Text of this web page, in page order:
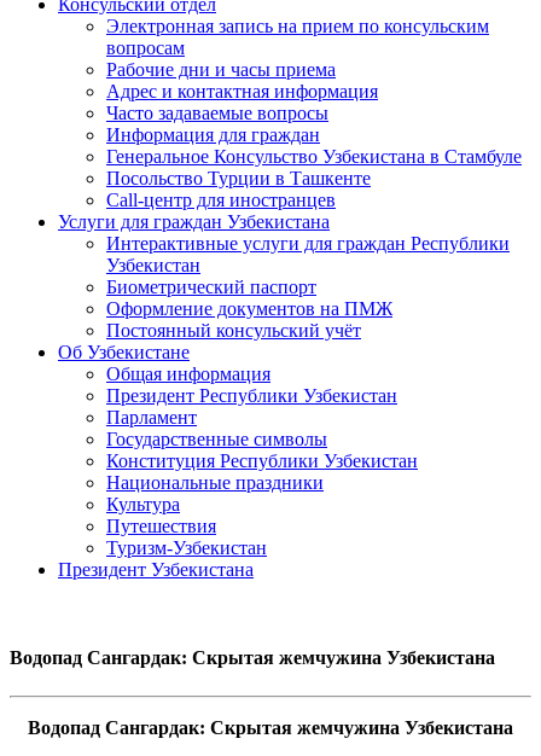
Консульский отдел
Электронная запись на прием по консульским
вопросам
Рабочие дни и часы приема
Адрес и контактная информация
Часто задаваемые вопросы
Информация для граждан
Генеральное Консульство Узбекистана в Стамбуле
Посольство Турции в Ташкенте
Call-центр для иностранцев
Услуги для граждан Узбекистана
Интерактивные услуги для граждан Республики
Узбекистан
Биометрический паспорт
Оформление документов на ПМЖ
Постоянный консульский учёт
Об Узбекистане
Общая информация
Президент Республики Узбекистан
Парламент
Государственные символы
Конституция Республики Узбекистан
Национальные праздники
Культура
Путешествия
Туризм-Узбекистан
Президент Узбекистана
Водопад Сангардак: Скрытая жемчужина Узбекистана
Водопад Сангардак: Скрытая жемчужина Узбекистана